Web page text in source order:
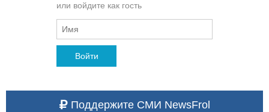
или войдите как гость
Войти
Поддержите СМИ NewsFrol